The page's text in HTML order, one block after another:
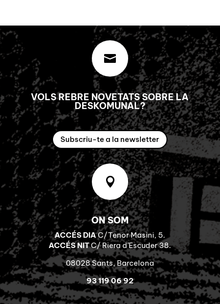

VOLS REBRE NOVETATS SOBRE LA
DESKOMUNAL?
Subscriu-te a la newsletter

ON SOM
ACCÉS DIAC/Tenor Masini, 5.
ACCÉS NITC/ Riera d’Escuder 38.
08028 Sants, Barcelona
93 119 06 92